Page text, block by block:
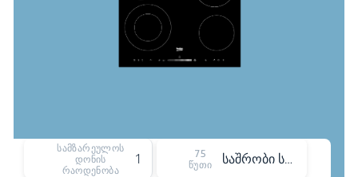
სამზარეულოს
დონის
რაოდენობა
75
წუთი
საშრობი სტელაჟის პროგრამა